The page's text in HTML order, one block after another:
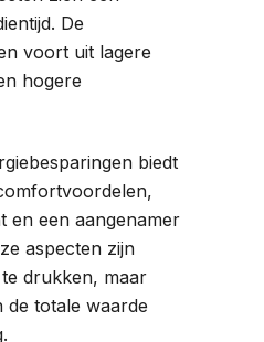
De
voort uit lagere
hogere
biedt
en een aangenamer
aspecten zijn
drukken, maar
de totale waarde